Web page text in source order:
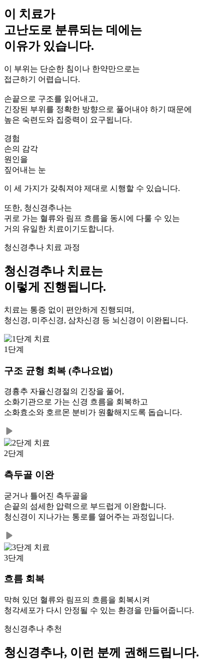
이 치료가
고난도로 분류되는 데에는
이유가 있습니다.
이 부위는 단순한 침이나 한약만으로는
접근하기 어렵습니다.
손끝으로 구조를 읽어내고,
긴장된 부위를 정확한 방향으로 풀어내야 하기 때문에
높은 숙련도와 집중력이 요구됩니다.
경험
손의 감각
원인을
짚어내는 눈
이 세 가지가 갖춰져야 제대로 시행할 수 있습니다.
또한, 청신경추나는
귀로 가는 혈류와 림프 흐름을 동시에 다룰 수 있는
거의 유일한 치료이기도합니다.
청신경추나 치료 과정
청신경추나 치료는
이렇게 진행됩니다.
치료는 통증 없이 편안하게 진행되며,
청신경, 미주신경, 삼차신경 등 뇌신경이 이완됩니다.
1단계
구조 균형 회복 (추나요법)
경흉추 자율신경절의 긴장을 풀어,
소화기관으로 가는 신경 흐름을 회복하고
소화효소와 호르몬 분비가 원활해지도록 돕습니다.
2단계
측두골 이완
굳거나 틀어진 측두골을
손끝의 섬세한 압력으로 부드럽게 이완합니다.
청신경이 지나가는 통로를 열어주는 과정입니다.
3단계
흐름 회복
막혀 있던 혈류와 림프의 흐름을 회복시켜
청각세포가 다시 안정될 수 있는 환경을 만들어줍니다.
청신경추나 추천
청신경추나, 이런 분께 권해드립니다.